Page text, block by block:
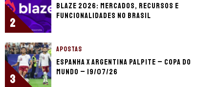
2
Blaze 2026: mercados, recursos e
funcionalidades no Brasil
3
APOSTAS
Espanha x Argentina palpite – Copa do
Mundo – 19/07/26